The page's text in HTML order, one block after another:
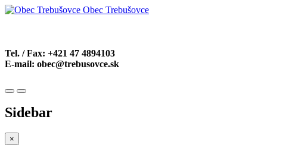
Obec Trebušovce
Tel. / Fax: +421 47 4894103
E-mail: obec@trebusovce.sk
Sidebar
×